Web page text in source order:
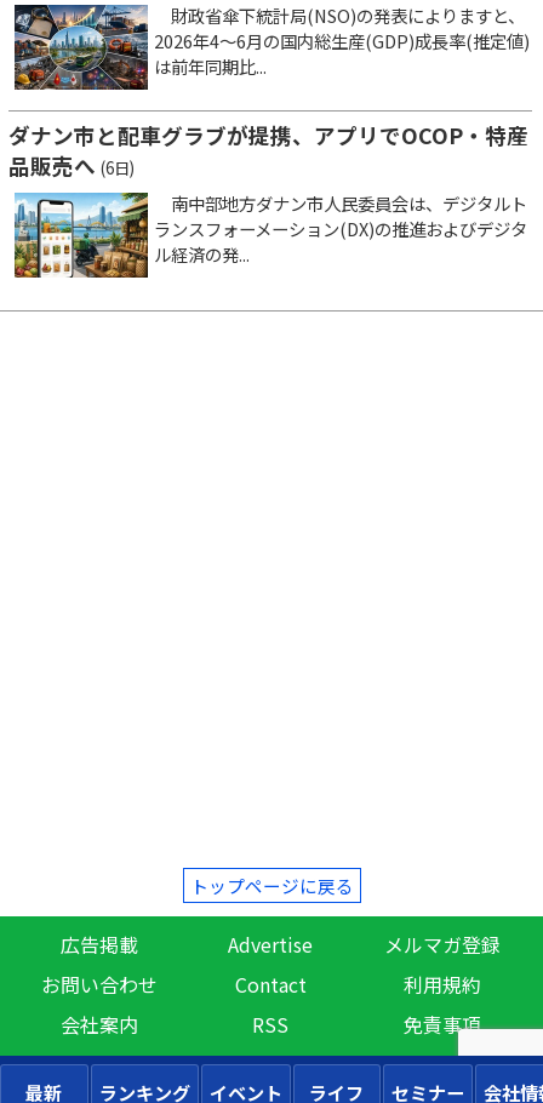
財政省傘下統計局(NSO)の発表によりますと、
2026年4～6月の国内総生産(GDP)成長率(推定値)
は前年同期比...
ダナン市と配車グラブが提携、アプリでOCOP・特産
品販売へ (6日)
南中部地方ダナン市人民委員会は、デジタルト
ランスフォーメーション(DX)の推進およびデジタ
ル経済の発...
トップページに戻る
広告掲載 Advertise
メルマガ登録
お問い合わせ
Contact
利用規約
会社案内
RSS 免責事項
最新 ランキング イベント ライフ セミナー 会社